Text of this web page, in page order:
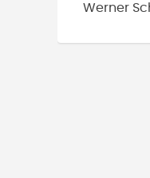
Werner